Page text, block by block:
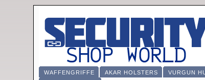
WAFFENGRIFFE AKAR HOLSTERS VURGUN